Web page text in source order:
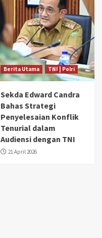
Berita Utama TNI | Polri
Sekda Edward Candra
Bahas Strategi
Penyelesaian Konflik
Tenurial dalam
Audiensi dengan TNI
21 April 2026